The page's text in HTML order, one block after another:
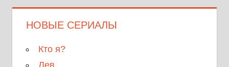
НОВЫЕ СЕРИАЛЫ
Кто я?